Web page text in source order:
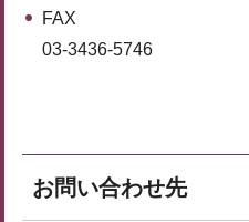
FAX
03-3436-5746
お問い合わせ先